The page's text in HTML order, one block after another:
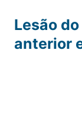
Lesão
anterior